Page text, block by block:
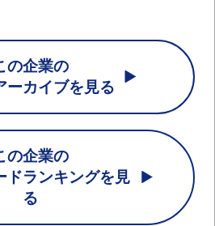
の企業の
ーカイブを見る
の企業の
ドランキングを見
る